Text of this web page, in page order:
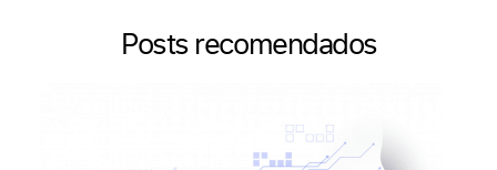
Posts recomendados